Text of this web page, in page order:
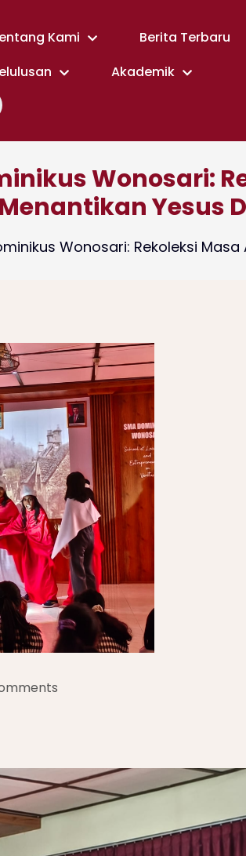
Kami Berita Terbaru
Akademik
Wonosari:
Menantikan Yesus
Wonosari: Rekoleksi